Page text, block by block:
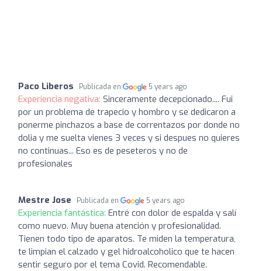
Paco Liberos Publicada en 5 years ago
Experiencia negativa: Sinceramente decepcionado.... Fui
por un problema de trapecio y hombro y se dedicaron a
ponerme pinchazos a base de correntazos por donde no
dolia y me suelta vienes 3 veces y si despues no quieres
no continuas... Eso es de peseteros y no de
profesionales
Mestre Jose Publicada en 5 years ago
Experiencia fantástica: Entré con dolor de espalda y salí
como nuevo. Muy buena atención y profesionalidad.
Tienen todo tipo de aparatos. Te miden la temperatura,
te limpian el calzado y gel hidroalcoholico que te hacen
sentir seguro por el tema Covid. Recomendable.